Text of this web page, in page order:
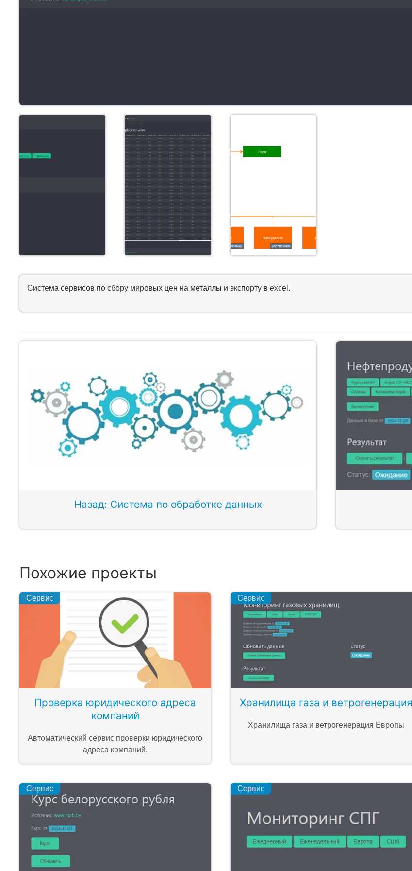
Система сервисов по сбору мировых цен на металлы и экспорту в excel.
Назад: Система по обработке данных
Похожие проекты
Сервис
Проверка юридического адреса
компаний
Автоматический сервис проверки юридического
адреса компаний.
Сервис
Хранилища газа и ветрогенерация
Хранилища газа и ветрогенерация Европы
Сервис Сервис